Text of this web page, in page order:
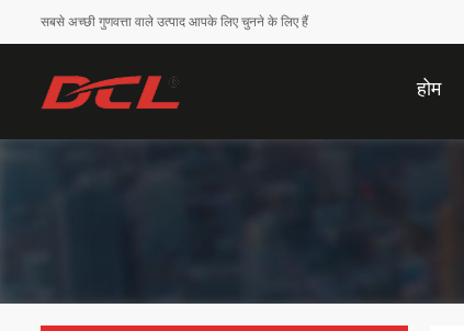
सबसे अच्छी गुणवत्ता वाले उत्पाद आपके लिए चुनने के लिए हैं
होम